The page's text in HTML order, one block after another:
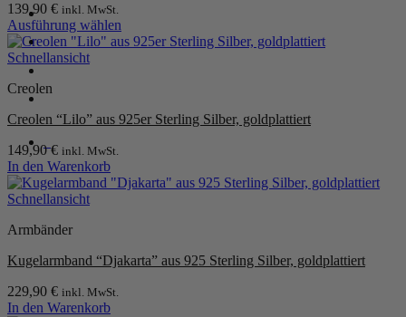
Anmelden / Registrieren
0
Optionen
können
auf
der
Produktseite
gewählt
werden
139,90 € inkl. MwSt.
Ausführung wählen
Dieses
Produkt
weist
mehrere
Varianten
auf.
Optionen
können
auf
der
gewählt
werden
Schnellansicht
Creolen
Creolen “Lilo” aus 925er Sterling Silber, goldplattiert
149,90€ inkl. MwSt.
In den Warenkorb
Schnellansicht
Armbänder
Kugelarmband “Djakarta” aus 925 Sterling Silber, goldplattiert
229,90 € inkl. MwSt.
In den Warenkorb